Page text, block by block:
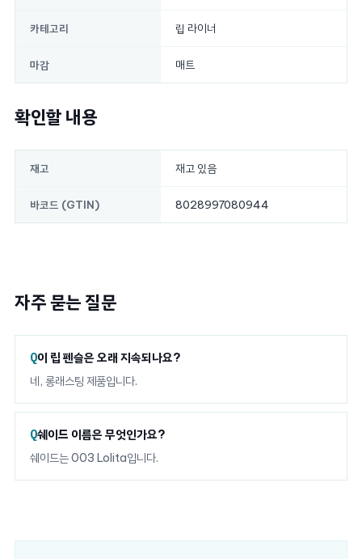
카테고리 립 라이너
마감 매트
확인할 내용
재고 재고 있음
바코드 (GTIN) 8028997080944
자주 묻는 질문
이 립 펜슬은 오래 지속되나요?
네, 롱래스팅 제품입니다.
쉐이드 이름은 무엇인가요?
쉐이드는 003 Lolita입니다.